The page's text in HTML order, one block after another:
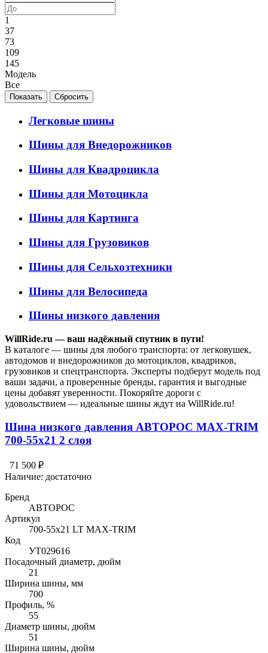
1
37
73
109
145
Модель
Все
Легковые шины
Шины для Внедорожников
Шины для Квадроцикла
Шины для Мотоцикла
Шины для Картинга
Шины для Грузовиков
Шины для Сельхозтехники
Шины для Велосипеда
Шины низкого давления
WillRide.ru — ваш надёжный спутник в пути!
В каталоге — шины для любого транспорта: от легковушек,
автодомов и внедорожников до мотоциклов, квадриков,
грузовиков и спецтранспорта. Эксперты подберут модель под
ваши задачи, а проверенные бренды, гарантия и выгодные
цены добавят уверенности. Покоряйте дороги с
удовольствием — идеальные шины ждут на WillRide.ru!
Шина низкого давления АВТОРОС MAX-TRIM
700-55х21 2 слоя
71 500 ₽
Наличие: достаточно
Бренд
АВТОРОС
Артикул
700-55х21 LT MAX-TRIM
Код
УТ029616
Посадочный диаметр, дюйм
21
Ширина шины, мм
700
Профиль, %
55
Диаметр шины, дюйм
51
Ширина шины, дюйм